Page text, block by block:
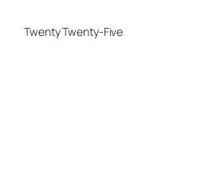
Twenty Twenty-Five